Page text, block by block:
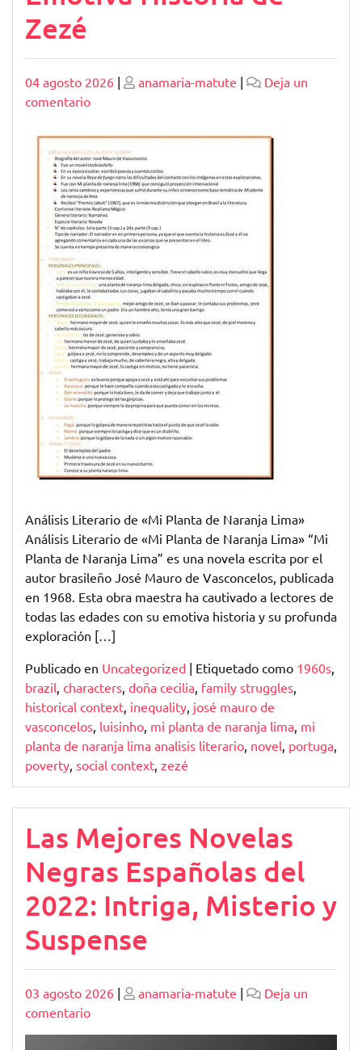
Zezé
Publicado
04 agosto 2026 | Publicado
anamaria-matute |
Deja un
comentarioen
Literario
de
«Mi
Planta
de
Naranja
Lima»:
Explorando
la
Emotiva
Historia
de
Zezé
Análisis Literario de «Mi Planta de Naranja Lima»
Análisis Literario de «Mi Planta de Naranja Lima» “Mi
Planta de Naranja Lima” es una novela escrita por el
autor brasileño José Mauro de Vasconcelos, publicada
en 1968. Esta obra maestra ha cautivado a lectores de
todas las edades con su emotiva historia y su profunda
exploración […]
Publicado en Uncategorized | Etiquetado como 1960s
brazil characters doña cecilia family struggles
historical context inequality josé mauro de
vasconcelos luisinho mi planta de naranja lima mi
planta de naranja lima analisis literario novel portuga
poverty social context zezé
Las Mejores Novelas
Negras Españolas del
2022: Intriga, Misterio y
Suspense
Publicado
03 agosto 2026 | Publicado
anamaria-matute |
Deja un
comentarioen